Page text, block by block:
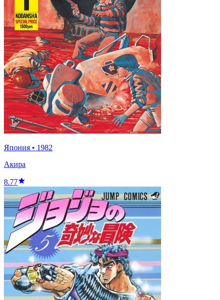
Япония • 1982
Акира
8.77